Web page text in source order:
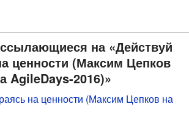
на «Действуй
ценности (Максим Цепков
AgileDays-2016)»
на ценности (Максим Цепков на